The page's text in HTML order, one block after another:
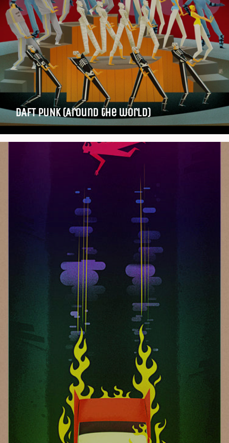
DAFT PUNK (Around the world)